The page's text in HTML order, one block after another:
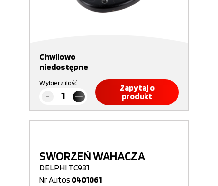
Chwilowo
niedostępne
Wybierz ilość
Zapytaj o
produkt
SWORZEŃ WAHACZA
DELPHI TC931
Nr Autos 0401061